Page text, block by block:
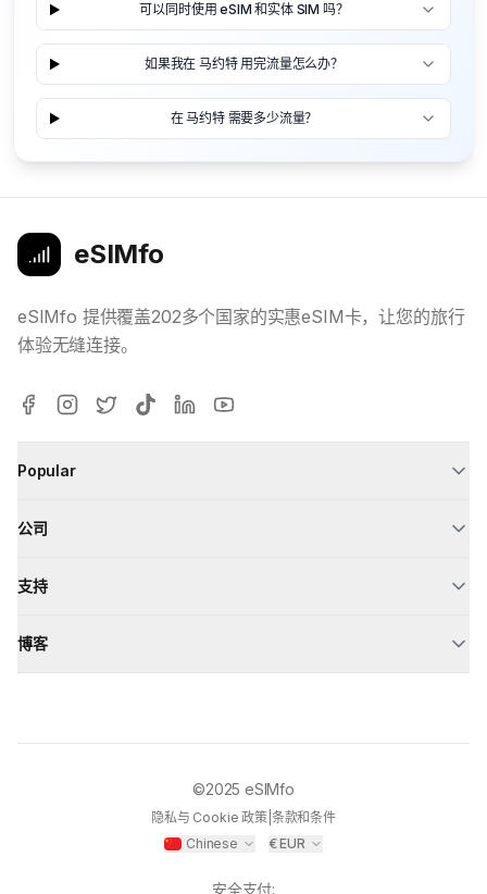
可以同时使用 eSIM 和实体 SIM 吗？
如果我在 马约特 用完流量怎么办？
在 马约特 需要多少流量？
eSIMfo
eSIMfo 提供覆盖202多个国家的实惠eSIM卡，让您的旅行
体验无缝连接。
Popular
公司
支持
博客
©2025 eSIMfo
隐私与 Cookie 政策| 条款和条件
Chinese
€EUR
安全支付: